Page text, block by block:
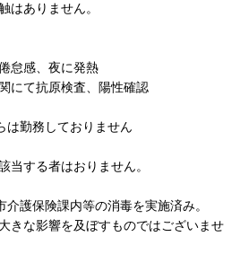
はありません。
怠感、夜に発熱
にて抗原検査、陽性確認
は勤務しておりません
当する者はおりません。
介護保険課内等の消毒を実施済み。
きな影響を及ぼすものではございませ